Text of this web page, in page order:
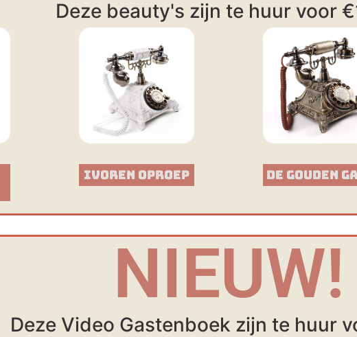
Deze beauty's zijn te huur voor
Ivoren Oproep De Gouden
NIEUW!
Deze Video Gastenboek zijn te huur